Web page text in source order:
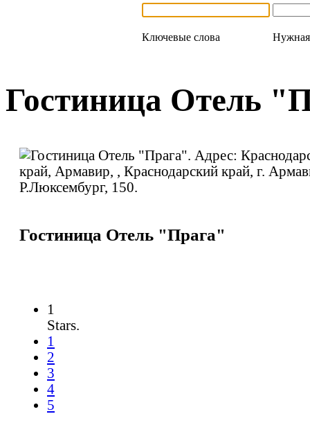
Ключевые слова Нужная
Гостиница Отель
Гостиница Отель "Прага"
1
Stars.
1
2
3
4
5